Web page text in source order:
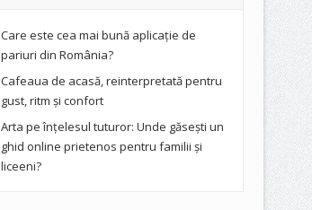
Care este cea mai bună aplicație de
pariuri din România?
Cafeaua de acasă, reinterpretată pentru
gust, ritm și confort
Arta pe înțelesul tuturor: Unde găsești un
ghid online prietenos pentru familii și
liceeni?